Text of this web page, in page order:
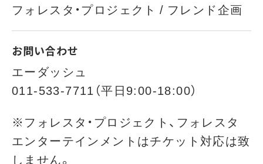
フォレスタ・プロジェクト / フレンド企画
お問い合わせ
エーダッシュ
011-533-7711（平日9:00-18:00）
※フォレスタ・プロジェクト、フォレスタ
エンターテインメントはチケット対応は致
しません。